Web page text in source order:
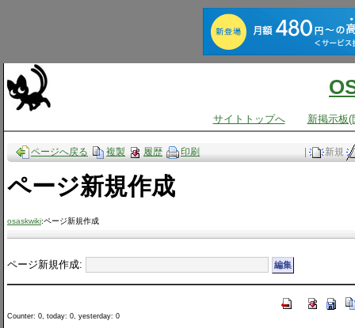
サイトトップへ 新掲示板(
| 新規
ページへ戻る 複製 履歴 印刷
ページ新規作成
osaskwiki:ページ新規作成
ページ新規作成:
Counter: 0, today: 0, yesterday: 0